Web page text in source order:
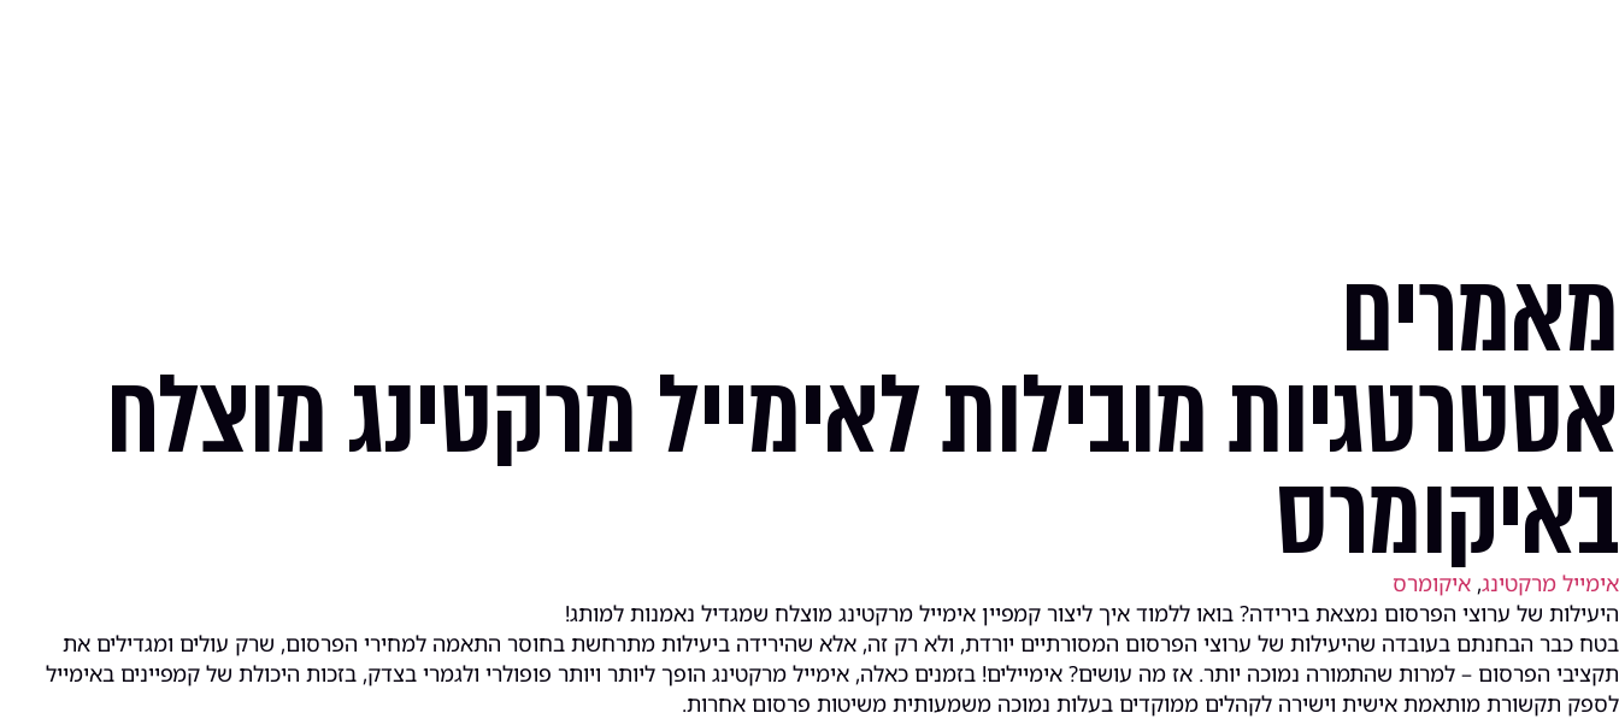
מאמרים
אסטרטגיות מובילות לאימייל מרקטינג מוצלח
באיקומרס
אימייל מרקטינג, איקומרס
היעילות של ערוצי הפרסום נמצאת בירידה? בואו ללמוד איך ליצור קמפיין אימייל מרקטינג מוצלח שמגדיל נאמנות למותג!
בטח כבר הבחנתם בעובדה שהיעילות של ערוצי הפרסום המסורתיים יורדת, ולא רק זה, אלא שהירידה ביעילות מתרחשת בחוסר התאמה למחירי הפרסום, שרק עולים ומגדילים את
תקציבי הפרסום – למרות שהתמורה נמוכה יותר. אז מה עושים? אימיילים! בזמנים כאלה, אימייל מרקטינג הופך ליותר ויותר פופולרי ולגמרי בצדק, בזכות היכולת של קמפיינים באימייל
לספק תקשורת מותאמת אישית וישירה לקהלים ממוקדים בעלות נמוכה משמעותית משיטות פרסום אחרות.